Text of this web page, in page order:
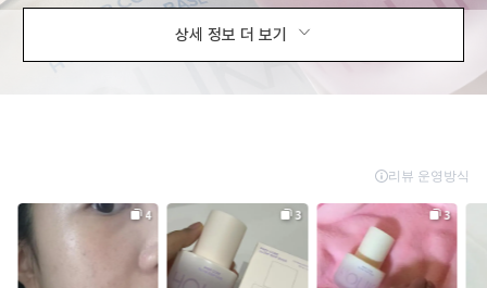
상세 정보 더 보기